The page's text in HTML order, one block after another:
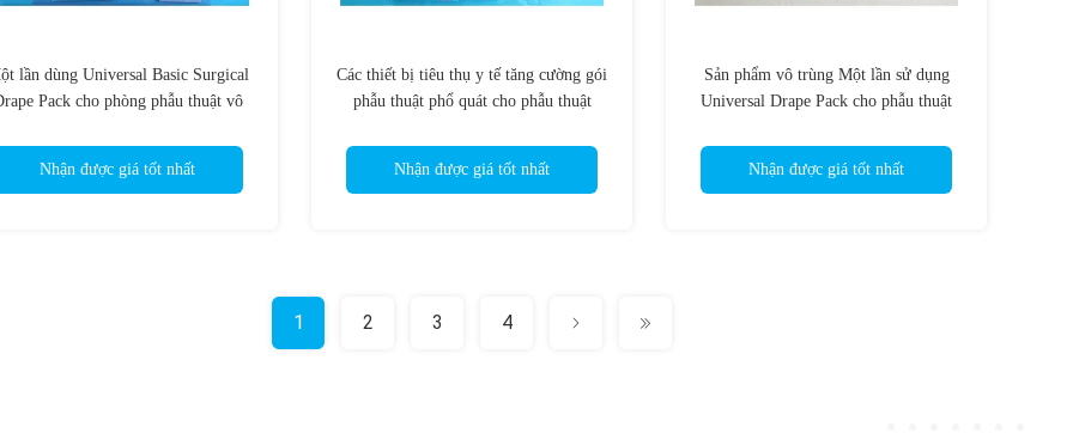
lần dùng Universal Basic Surgical
Pack cho phòng phẫu thuật vô
Nhận được giá tốt nhất
Các thiết bị tiêu thụ y tế tăng cường gói
phẫu thuật phổ quát cho phẫu thuật
Nhận được giá tốt nhất
Sản phẩm vô trùng Một lần sử dụng
Universal Drape Pack cho phẫu thuật
Nhận được giá tốt nhất
1 2 3 4